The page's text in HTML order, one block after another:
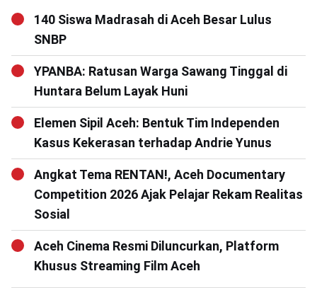
140 Siswa Madrasah di Aceh Besar Lulus
SNBP
YPANBA: Ratusan Warga Sawang Tinggal di
Huntara Belum Layak Huni
Elemen Sipil Aceh: Bentuk Tim Independen
Kasus Kekerasan terhadap Andrie Yunus
Angkat Tema RENTAN!, Aceh Documentary
Competition 2026 Ajak Pelajar Rekam Realitas
Sosial
Aceh Cinema Resmi Diluncurkan, Platform
Khusus Streaming Film Aceh